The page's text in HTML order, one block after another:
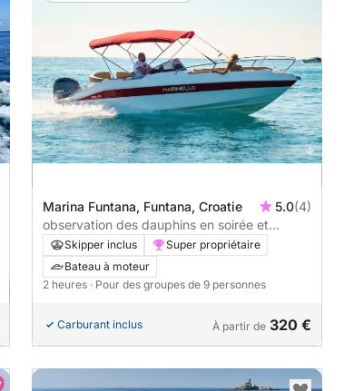
Marina Funtana, Funtana, Croatie 5.0(4)
observation des dauphins en soirée et
expérience au coucher du soleil
Skipper inclus
Super propriétaire
Bateau à moteur
2 heures · Pour des groupes de 9 personnes
Carburant inclus À partir de 320 €